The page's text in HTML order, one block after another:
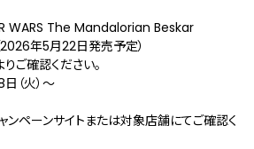
WARS The Mandalorian Beskar
年5月22日発売予定）
ご確認ください。
（火）～
ペーンサイトまたは対象店舗にてご確認く